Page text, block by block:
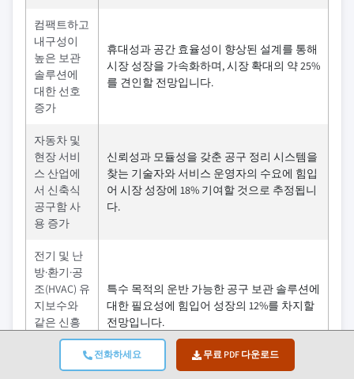
전화하세요 무료 PDF 다운로드
컴팩트하고
내구성이
높은 보관
솔루션에
대한 선호
증가
휴대성과 공간 효율성이 향상된 설계를 통해
시장 성장을 가속화하며, 시장 확대의 약 25%
를 견인할 전망입니다.
자동차 및
현장 서비
스 산업에
서 신축식
공구함 사
용 증가
신뢰성과 모듈성을 갖춘 공구 정리 시스템을
찾는 기술자와 서비스 운영자의 수요에 힘입
어 시장 성장에 18% 기여할 것으로 추정됩니
다.
전기 및 난
방·환기·공
조(HVAC) 유
지보수와
같은 신흥
부문에서의
특수 목적의 운반 가능한 공구 보관 솔루션에
대한 필요성에 힘입어 성장의 12%를 차지할
전망입니다.